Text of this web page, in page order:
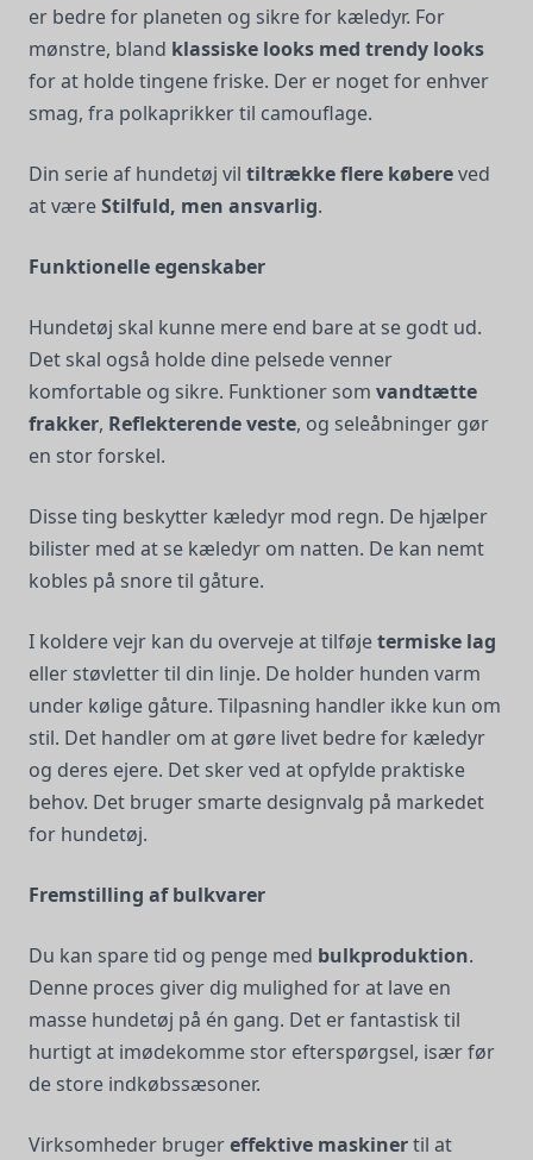
er bedre for planeten og sikre for kæledyr. For
mønstre, bland klassiske looks med trendy looks
for at holde tingene friske. Der er noget for enhver
smag, fra polkaprikker til camouflage.
Din serie af hundetøj vil tiltrække flere købereved
at væreStilfuld, men ansvarlig.
Funktionelle egenskaber
Hundetøj skal kunne mere end bare at se godt ud.
Det skal også holde dine pelsede venner
komfortable og sikre. Funktioner som vandtætte
frakker, Reflekterende veste, og seleåbninger gør
en stor forskel.
Disse ting beskytter kæledyr mod regn. De hjælper
bilister med at se kæledyr om natten. De kan nemt
kobles på snore til gåture.
I koldere vejr kan du overveje at tilføjetermiske lag
eller støvletter til din linje. De holder hunden varm
under kølige gåture. Tilpasning handler ikke kun om
stil. Det handler om at gøre livet bedre for kæledyr
og deres ejere. Det sker ved at opfylde praktiske
behov. Det bruger smarte designvalg på markedet
for hundetøj.
Fremstilling af bulkvarer
Du kan spare tid og penge med bulkproduktion.
Denne proces giver dig mulighed for at lave en
masse hundetøj på én gang. Det er fantastisk til
hurtigt at imødekomme stor efterspørgsel, især før
de store indkøbssæsoner.
Virksomheder brugereffektive maskinertil at